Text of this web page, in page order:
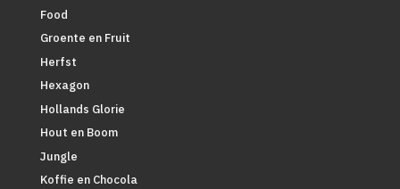
Food
Groente en Fruit
Herfst
Hexagon
Hollands Glorie
Hout en Boom
Jungle
Koffie en Chocola